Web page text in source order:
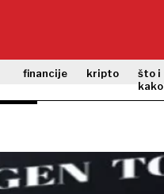
financije kripto
što i
kako